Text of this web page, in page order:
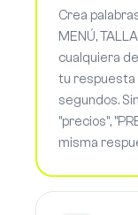
Crea
MENÚ,
cualquiera
tu respuesta
segundos.
"precios",
misma